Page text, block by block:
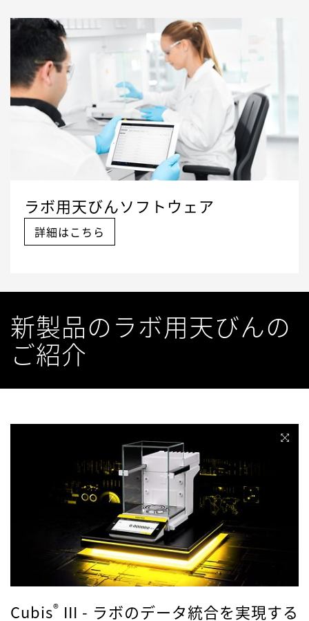
ラボ用天びんソフトウェア
詳細はこちら
新製品のラボ用天びんの
ご紹介
Cubis® III - ラボのデータ統合を実現する